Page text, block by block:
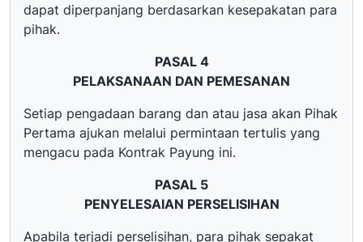
dapat diperpanjang berdasarkan kesepakatan para
pihak.
PASAL 4
PELAKSANAAN DAN PEMESANAN
Setiap pengadaan barang dan atau jasa akan Pihak
Pertama ajukan melalui permintaan tertulis yang
mengacu pada Kontrak Payung ini.
PASAL 5
PENYELESAIAN PERSELISIHAN
Apabila terjadi perselisihan, para pihak sepakat